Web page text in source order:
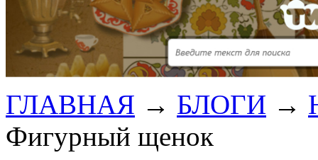
ГЛАВНАЯ → БЛОГИ →
Фигурный щенок